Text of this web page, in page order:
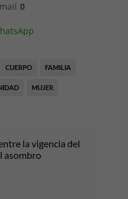
0
CUERPO FAMILIA
MUJER
la vigencia del
asombro